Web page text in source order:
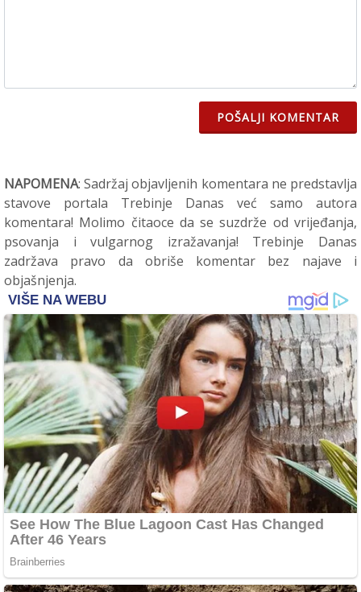
POŠALJI KOMENTAR
NAPOMENA: Sadržaj objavljenih komentara ne predstavlja
stavove portala Trebinje Danas već samo autora
komentara! Molimo čitaoce da se suzdrže od vrijeđanja,
psovanja i vulgarnog izražavanja! Trebinje Danas
zadržava pravo da obriše komentar bez najave i
objašnjenja.